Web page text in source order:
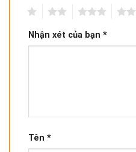
Nhận xét của bạn *
Tên *